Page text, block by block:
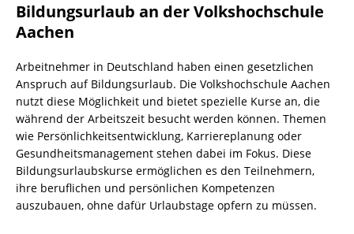
Bildungsurlaub an der Volkshochschule
Aachen
Arbeitnehmer in Deutschland haben einen gesetzlichen
Anspruch auf Bildungsurlaub. Die Volkshochschule Aachen
nutzt diese Möglichkeit und bietet spezielle Kurse an, die
während der Arbeitszeit besucht werden können. Themen
wie Persönlichkeitsentwicklung, Karriereplanung oder
Gesundheitsmanagement stehen dabei im Fokus. Diese
Bildungsurlaubskurse ermöglichen es den Teilnehmern,
ihre beruflichen und persönlichen Kompetenzen
auszubauen, ohne dafür Urlaubstage opfern zu müssen.